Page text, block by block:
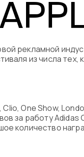
рекламной
из числа тех,
One Show,
за работу Adidas
количество